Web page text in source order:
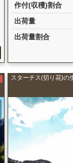
作付(収穫)割合
出荷量
出荷量割合
スターチス(切り花)の